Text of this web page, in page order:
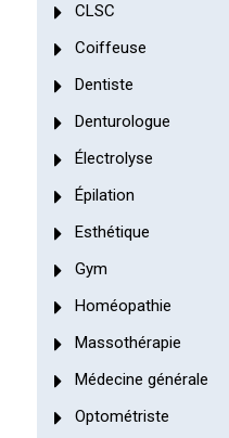
CLSC
Coiffeuse
Dentiste
Denturologue
Électrolyse
Épilation
Esthétique
Gym
Homéopathie
Massothérapie
Médecine générale
Optométriste